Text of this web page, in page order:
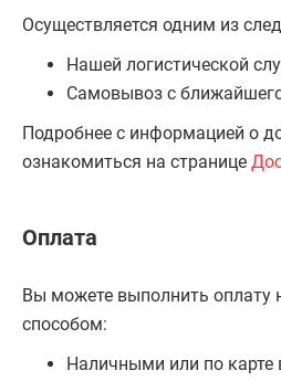
Осуществляется одним из
Нашей логистической
Самовывоз с
Подробнее с информацией о
ознакомиться на странице
Оплата
Вы можете выполнить оплату
способом:
Наличными или по карте